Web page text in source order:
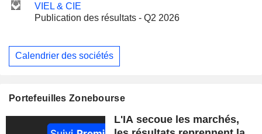
VIEL & CIE
Publication des résultats - Q2 2026
Calendrier des sociétés
Portefeuilles Zonebourse
L'IA secoue les marchés,